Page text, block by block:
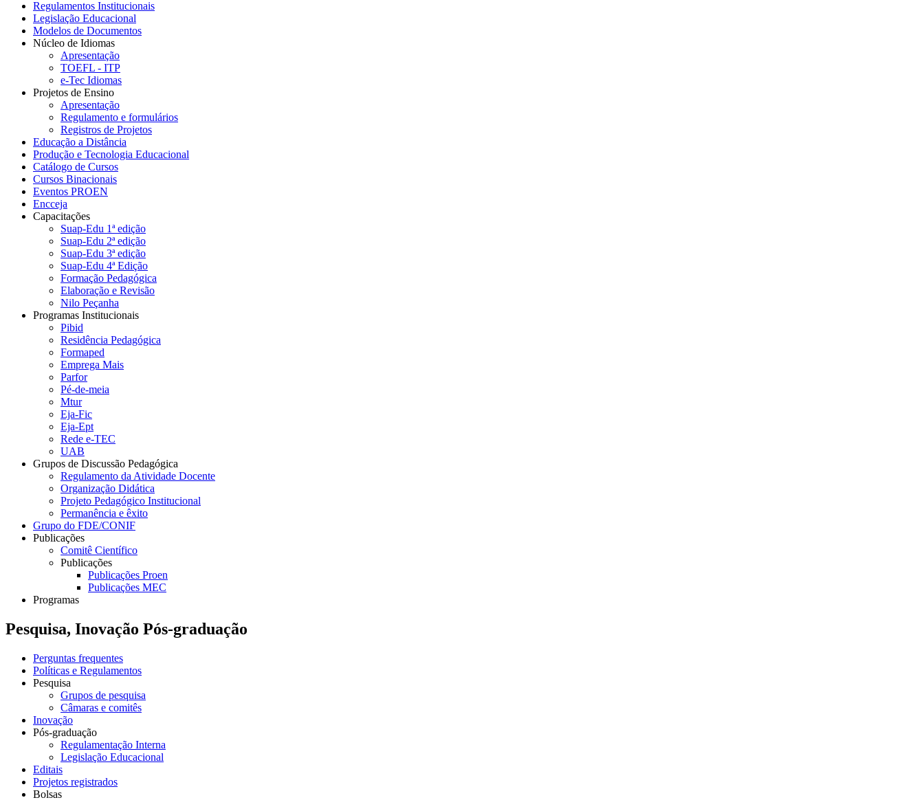
Regulamentos Institucionais
Legislação Educacional
Modelos de Documentos
Núcleo de Idiomas
Apresentação
TOEFL - ITP
e-Tec Idiomas
Projetos de Ensino
Apresentação
Regulamento e formulários
Registros de Projetos
Educação a Distância
Produção e Tecnologia Educacional
Catálogo de Cursos
Cursos Binacionais
Eventos PROEN
Encceja
Capacitações
Suap-Edu 1ª edição
Suap-Edu 2ª edição
Suap-Edu 3ª edição
Suap-Edu 4ª Edição
Formação Pedagógica
Elaboração e Revisão
Nilo Peçanha
Programas Institucionais
Pibid
Residência Pedagógica
Formaped
Emprega Mais
Parfor
Pé-de-meia
Mtur
Eja-Fic
Eja-Ept
Rede e-TEC
UAB
Grupos de Discussão Pedagógica
Regulamento da Atividade Docente
Organização Didática
Projeto Pedagógico Institucional
Permanência e êxito
Grupo do FDE/CONIF
Publicações
Comitê Científico
Publicações
Publicações Proen
Publicações MEC
Programas
Pesquisa, Inovação Pós-graduação
Perguntas frequentes
Políticas e Regulamentos
Pesquisa
Grupos de pesquisa
Câmaras e comitês
Inovação
Pós-graduação
Regulamentação Interna
Legislação Educacional
Editais
Projetos registrados
Bolsas